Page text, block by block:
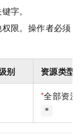
字。
限。操作者必须
别 资源类型
*全部资源
*